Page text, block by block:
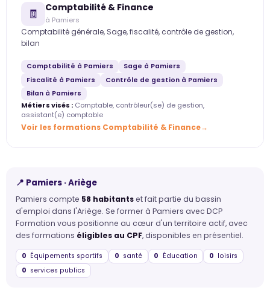
🧾 Comptabilité & Finance
à Pamiers
Comptabilité générale, Sage, fiscalité, contrôle de gestion,
bilan
Comptabilité à Pamiers
Sage à Pamiers
Fiscalité à Pamiers
Contrôle de gestion à Pamiers
Bilan à Pamiers
Métiers visés : Comptable, contrôleur(se) de gestion,
assistant(e) comptable
Voir les formations Comptabilité & Finance
📍 Pamiers · Ariège
Pamiers compte 58 habitantset fait partie du bassin
d'emploi dans l'Ariège. Se former à Pamiers avec DCP
Formation vous positionne au cœur d'un territoire actif, avec
des formations éligibles au CPF, disponibles en présentiel.
0 Équipements sportifs 0 santé 0 Éducation 0 loisirs
0 services publics